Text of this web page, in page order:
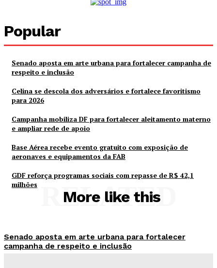
Popular
Senado aposta em arte urbana para fortalecer campanha de
respeito e inclusão
Celina se descola dos adversários e fortalece favoritismo
para 2026
Campanha mobiliza DF para fortalecer aleitamento materno
e ampliar rede de apoio
Base Aérea recebe evento gratuito com exposição de
aeronaves e equipamentos da FAB
GDF reforça programas sociais com repasse de R$ 42,1
milhões
More like this
RELATED
Senado aposta em arte urbana para fortalecer
campanha de respeito e inclusão